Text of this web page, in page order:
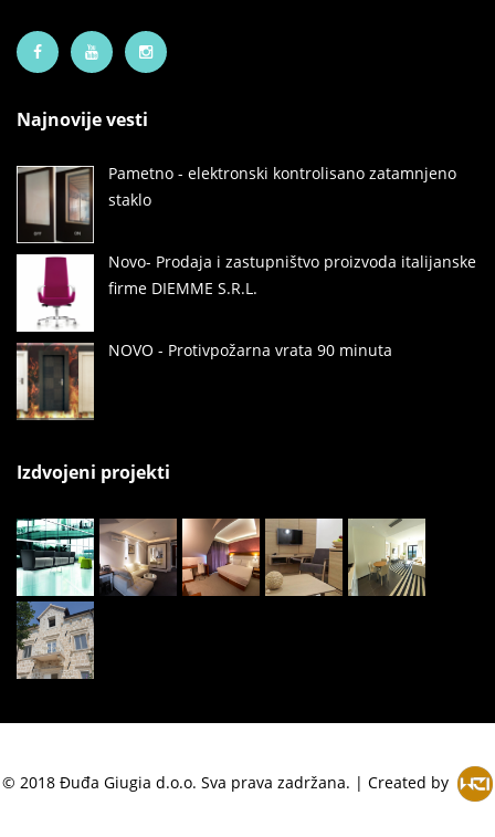
Najnovije vesti
Pametno - elektronski kontrolisano zatamnjeno
staklo
Novo- Prodaja i zastupništvo proizvoda italijanske
firme DIEMME S.R.L.
NOVO - Protivpožarna vrata 90 minuta
Izdvojeni projekti
© 2018 Đuđa Giugia d.o.o. Sva prava zadržana. | Created by